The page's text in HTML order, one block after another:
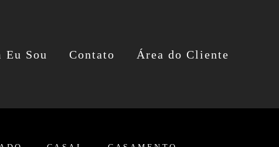
Eu Sou Contato Área do Cliente